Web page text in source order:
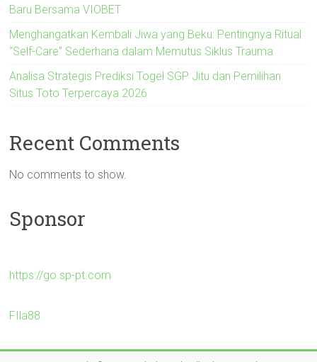
Baru Bersama VIOBET
Menghangatkan Kembali Jiwa yang Beku: Pentingnya Ritual
“Self-Care” Sederhana dalam Memutus Siklus Trauma
Analisa Strategis Prediksi Togel SGP Jitu dan Pemilihan
Situs Toto Terpercaya 2026
Recent Comments
No comments to show.
Sponsor
https://go.sp-pt.com
FIla88